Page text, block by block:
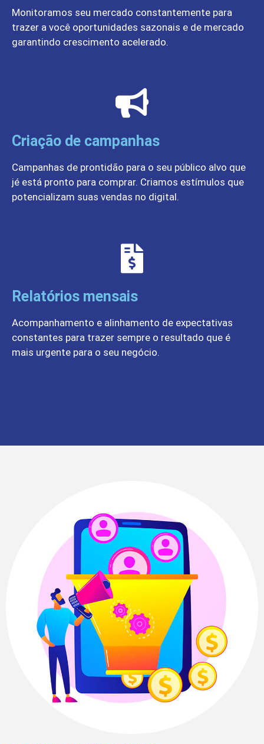
Monitoramos seu mercado constantemente para
trazer a você oportunidades sazonais e de mercado
garantindo crescimento acelerado.
Criação de campanhas
Campanhas de prontidão para o seu público alvo que
jé está pronto para comprar. Criamos estímulos que
potencializam suas vendas no digital.
Relatórios mensais
Acompanhamento e alinhamento de expectativas
constantes para trazer sempre o resultado que é
mais urgente para o seu negócio.